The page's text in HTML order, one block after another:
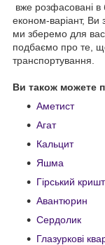
вже розфасовані в
економ-варіант,
ми зберемо для вас
подбаємо про те,
транспортування.
Ви також можете
Аметист
Агат
Кальцит
Яшма
Гірський
Авантюрин
Сердолик
Глазуркові